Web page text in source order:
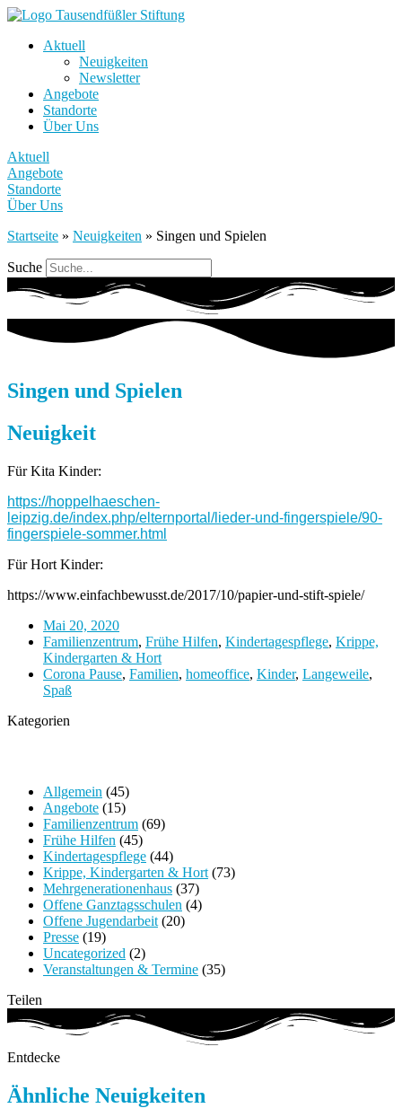
Aktuell
Neuigkeiten
Newsletter
Angebote
Standorte
Über Uns
Aktuell
Angebote
Standorte
Über Uns
Startseite » Neuigkeiten » Singen und Spielen
Suche
Singen und Spielen
Neuigkeit
Für Kita Kinder:
https://hoppelhaeschen-
leipzig.de/index.php/elternportal/lieder-und-fingerspiele/90-
fingerspiele-sommer.html
Für Hort Kinder:
https://www.einfachbewusst.de/2017/10/papier-und-stift-spiele/
Mai 20, 2020
Familienzentrum, Frühe Hilfen, Kindertagespflege, Krippe,
Kindergarten & Hort
Corona Pause, Familien, homeoffice, Kinder, Langeweile,
Spaß
Kategorien
Allgemein (45)
Angebote (15)
Familienzentrum (69)
Frühe Hilfen (45)
Kindertagespflege (44)
Krippe, Kindergarten & Hort (73)
Mehrgenerationenhaus (37)
Offene Ganztagsschulen (4)
Offene Jugendarbeit (20)
Presse (19)
Uncategorized (2)
Veranstaltungen & Termine (35)
Teilen
Entdecke
Ähnliche Neuigkeiten